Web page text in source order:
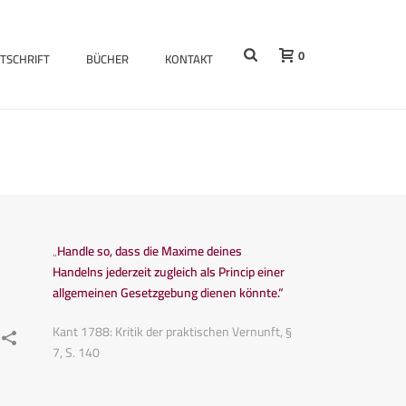
BÜCHER KONTAKT 0
„Handle so, dass die Maxime deines
Handelns jederzeit zugleich als Princip einer
allgemeinen Gesetzgebung dienen könnte.“
Kant 1788: Kritik der praktischen Vernunft, §
7, S. 140